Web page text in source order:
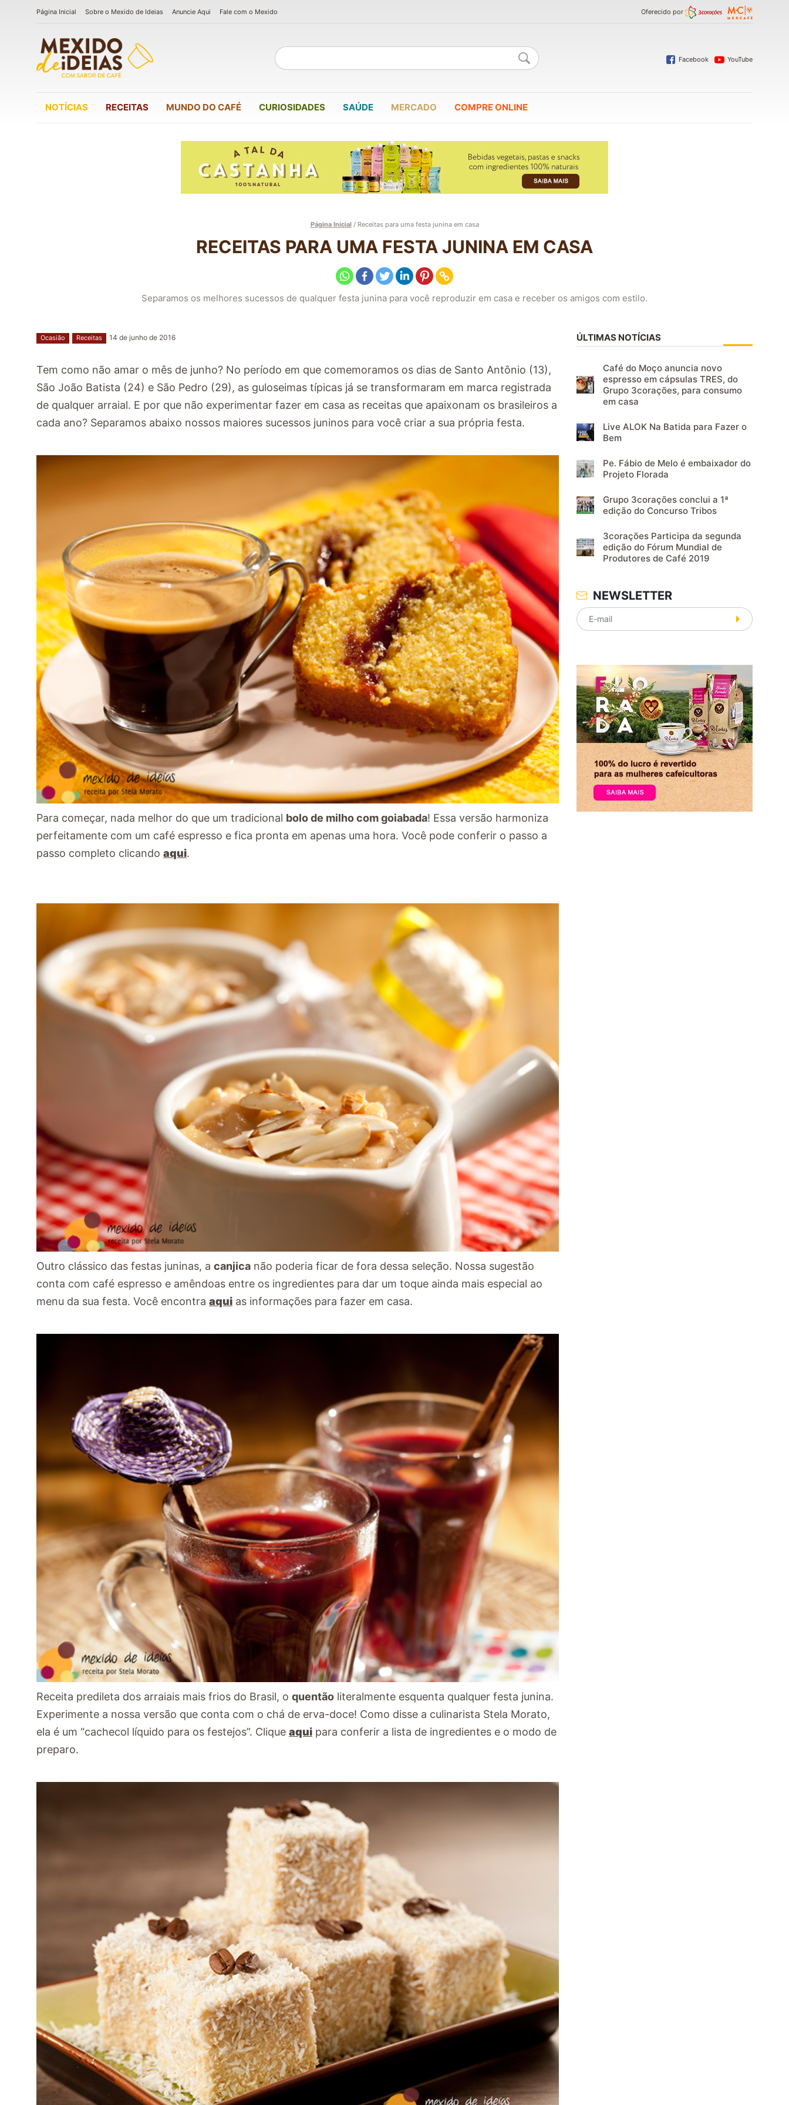
Página Inicial Sobre o Mexido de Ideias Anuncie Aqui Fale com o Mexido Oferecido por
Facebook YouTube
NOTÍCIAS RECEITAS MUNDO DO CAFÉ CURIOSIDADES SAÚDE MERCADO COMPRE ONLINE
Página Inicial/ Receitas para uma festa junina em casa
RECEITAS PARA UMA FESTA JUNINA EM CASA
Separamos os melhores sucessos de qualquer festa junina para você reproduzir em casa e receber os amigos com estilo.
Ocasião Receitas 14 de junho de 2016
Tem como não amar o mês de junho? No período em que comemoramos os dias de Santo Antônio (13),
São João Batista (24) e São Pedro (29), as guloseimas típicas já se transformaram em marca registrada
de qualquer arraial. E por que não experimentar fazer em casa as receitas que apaixonam os brasileiros a
cada ano? Separamos abaixo nossos maiores sucessos juninos para você criar a sua própria festa.
Para começar, nada melhor do que um tradicional bolo de milho com goiabada! Essa versão harmoniza
perfeitamente com um café espresso e fica pronta em apenas uma hora. Você pode conferir o passo a
passo completo clicando aqui.
Outro clássico das festas juninas, a canjica não poderia ficar de fora dessa seleção. Nossa sugestão
conta com café espresso e amêndoas entre os ingredientes para dar um toque ainda mais especial ao
menu da sua festa. Você encontra aqui as informações para fazer em casa.
Receita predileta dos arraiais mais frios do Brasil, o quentão literalmente esquenta qualquer festa junina.
Experimente a nossa versão que conta com o chá de erva-doce! Como disse a culinarista Stela Morato,
ela é um “cachecol líquido para os festejos”. Clique aqui para conferir a lista de ingredientes e o modo de
preparo.
ÚLTIMAS NOTÍCIAS
Café do Moço anuncia novo
espresso em cápsulas TRES, do
Grupo 3corações, para consumo
em casa
Live ALOK Na Batida para Fazer o
Bem
Pe. Fábio de Melo é embaixador do
Projeto Florada
Grupo 3corações conclui a 1ª
edição do Concurso Tribos
3corações Participa da segunda
edição do Fórum Mundial de
Produtores de Café 2019
NEWSLETTER